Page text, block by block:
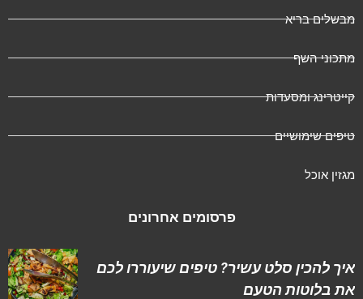
מבשלים בריא
מתכוני השף
קייטרינג ומסעדות
טיפים שימושיים
מגזין אוכל
פרסומים אחרונים
איך להכין סלט עשיר? טיפים שיעוררו לכם
את בלוטות הטעם